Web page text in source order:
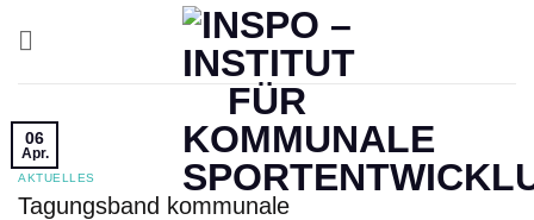
06
Apr.
AKTUELLES
Tagungsband kommunale